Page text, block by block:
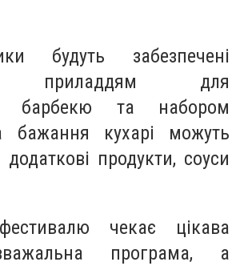
будуть забезпечені
приладдям для
барбекю та набором
бажання кухарі можуть
продукти, соуси
чекає цікава
програма, а